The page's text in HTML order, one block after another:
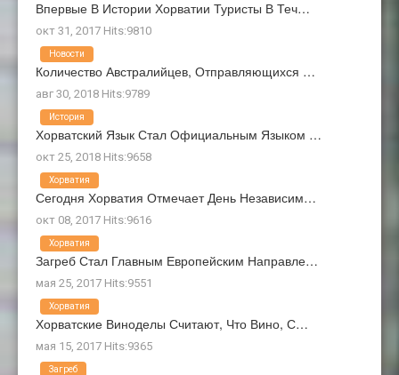
Впервые В Истории Хорватии Туристы В Теч…
окт 31, 2017 Hits:9810
Количество Австралийцев, Отправляющихся …
авг 30, 2018 Hits:9789
Новости
Хорватский Язык Стал Официальным Языком …
окт 25, 2018 Hits:9658
История
Сегодня Хорватия Отмечает День Независим…
окт 08, 2017 Hits:9616
Хорватия
Загреб Стал Главным Европейским Направле…
мая 25, 2017 Hits:9551
Хорватия
Хорватские Виноделы Считают, Что Вино, С…
мая 15, 2017 Hits:9365
Хорватия
Загреб